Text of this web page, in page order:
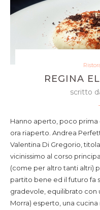
REGINA
scritto
Hanno aperto, poco prima
ora riaperto. Andrea
Valentina Di Gregorio,
vicinissimo al corso
(come per altro tanti altri)
partito bene ed il futuro fa
gradevole, equilibrato con
Morra) esperto, una